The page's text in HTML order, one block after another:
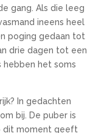
gang. Als die leeg
ineens heel
poging gedaan tot
drie dagen tot een
hebben het soms
In gedachten
bij. De puber is
dit moment geeft